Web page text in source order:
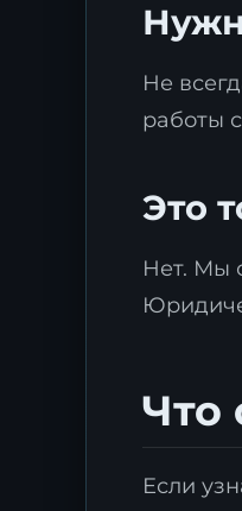
Не
работы
Это
Нет. Мы
Что
Если